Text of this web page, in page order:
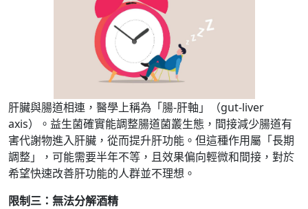
肝臟與腸道相連，醫學上稱為「腸-肝軸」（gut-liver
axis）。益生菌確實能調整腸道菌叢生態，間接減少腸道有
害代謝物進入肝臟，從而提升肝功能。但這種作用屬「長期
調整」，可能需要半年不等，且效果偏向輕微和間接，對於
希望快速改善肝功能的人群並不理想。
限制三：無法分解酒精